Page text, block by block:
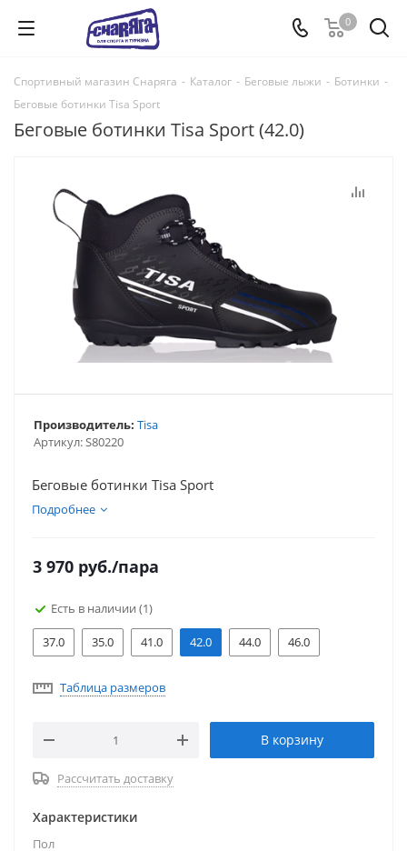
0
Спортивный магазин Снаряга - Каталог - Беговые лыжи - Ботинки -
Беговые ботинки Tisa Sport
Беговые ботинки Tisa Sport (42.0)
Артикул:S80220
Производитель: Tisa
Беговые ботинки Tisa Sport
Подробнее
3 970 руб./пара
Есть в наличии (1)
37.0 35.0 41.0 42.0 44.0 46.0
Таблица размеров
В корзину
Рассчитать доставку
Характеристики
Пол